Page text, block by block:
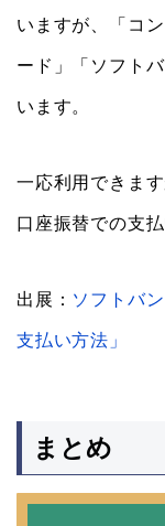
いますが、「コ
ード」「ソフト
います。
一応利用できま
口座振替での支
出展： ソフトバ
支払い方法」
まとめ